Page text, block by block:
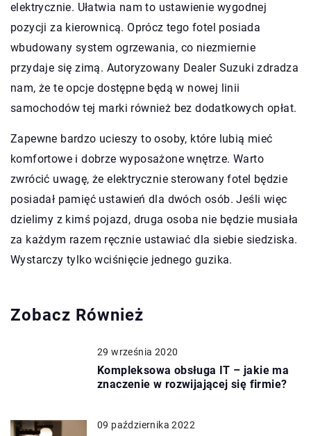
elektrycznie. Ułatwia nam to ustawienie wygodnej
pozycji za kierownicą. Oprócz tego fotel posiada
wbudowany system ogrzewania, co niezmiernie
przydaje się zimą. Autoryzowany Dealer Suzuki zdradza
nam, że te opcje dostępne będą w nowej linii
samochodów tej marki również bez dodatkowych opłat.
Zapewne bardzo ucieszy to osoby, które lubią mieć
komfortowe i dobrze wyposażone wnętrze. Warto
zwrócić uwagę, że elektrycznie sterowany fotel będzie
posiadał pamięć ustawień dla dwóch osób. Jeśli więc
dzielimy z kimś pojazd, druga osoba nie będzie musiała
za każdym razem ręcznie ustawiać dla siebie siedziska.
Wystarczy tylko wciśnięcie jednego guzika.
Zobacz Również
29 września 2020
Kompleksowa obsługa IT – jakie ma
znaczenie w rozwijającej się firmie?
09 października 2022